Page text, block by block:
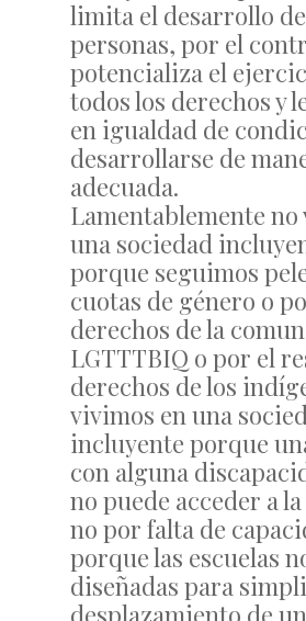
limita el desarrollo
personas, por el
potencializa el
todos los derechos y
en igualdad de
desarrollarse de
adecuada.
Lamentablemente
una sociedad
porque seguimos
cuotas de género o
derechos de la
LGTTTBIQ o por el
derechos de los
vivimos en una
incluyente porque
con alguna
no puede acceder a
no por falta de
porque las escuelas
diseñadas para
desplazamiento de